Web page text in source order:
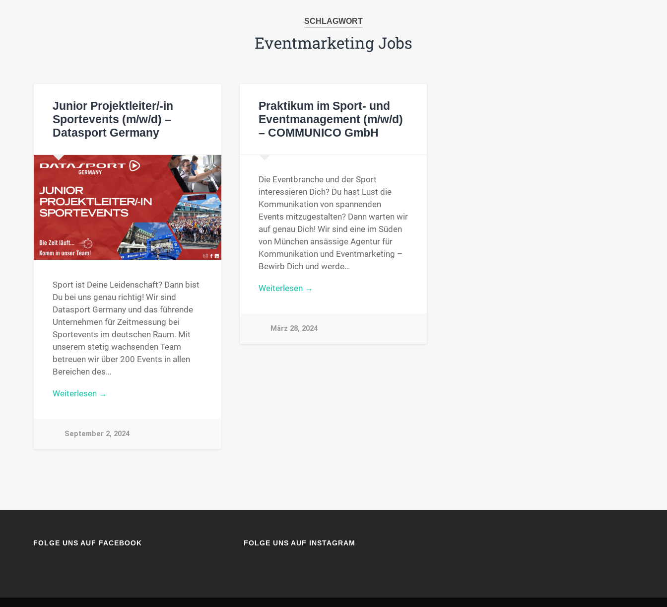
SCHLAGWORT
Eventmarketing Jobs
Junior Projektleiter/-in
Sportevents (m/w/d) –
Datasport Germany
Sport ist Deine Leidenschaft? Dann bist
Du bei uns genau richtig! Wir sind
Datasport Germany und das führende
Unternehmen für Zeitmessung bei
Sportevents im deutschen Raum. Mit
unserem stetig wachsenden Team
betreuen wir über 200 Events in allen
Bereichen des…
Weiterlesen →
September 2, 2024
Praktikum im Sport- und
Eventmanagement (m/w/d)
– COMMUNICO GmbH
Die Eventbranche und der Sport
interessieren Dich? Du hast Lust die
Kommunikation von spannenden
Events mitzugestalten? Dann warten wir
auf genau Dich! Wir sind eine im Süden
von München ansässige Agentur für
Kommunikation und Eventmarketing –
Bewirb Dich und werde…
Weiterlesen →
März 28, 2024
FOLGE UNS AUF FACEBOOK FOLGE UNS AUF INSTAGRAM